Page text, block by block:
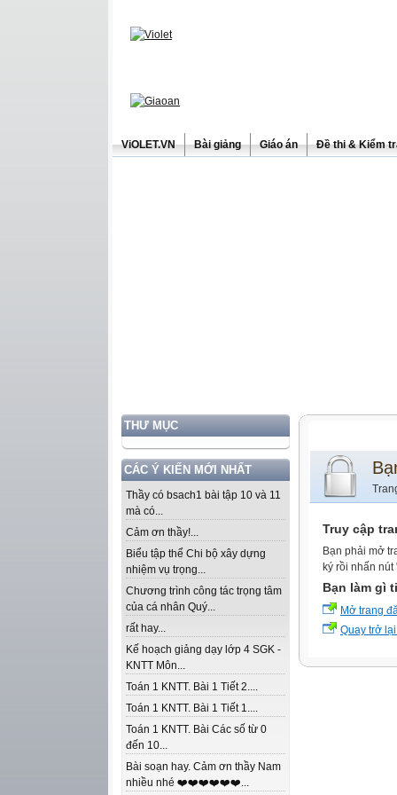
ViOLET.VN Bài giảng Giáo án Đề thi & Kiểm
THƯ MỤC
CÁC Ý KIẾN MỚI NHẤT
Thầy có bsach1 bài tập 10 và 11
mà có...
Cảm ơn thầy!...
Biểu tập thể Chi bộ xây dựng
nhiệm vụ trọng...
Chương trình công tác trọng tâm
của cá nhân Quý...
rất hay...
Kế hoạch giảng dạy lớp 4 SGK -
KNTT Môn...
Toán 1 KNTT. Bài 1 Tiết 2....
Toán 1 KNTT. Bài 1 Tiết 1....
Toán 1 KNTT. Bài Các số từ 0
đến 10...
Bài soạn hay. Cảm ơn thầy Nam
nhiều nhé ❤️❤️❤️❤️❤️❤️...
Truy cập
Bạn phải mở
ký rồi nhấn
Bạn làm gì
Mở trang
Quay trở